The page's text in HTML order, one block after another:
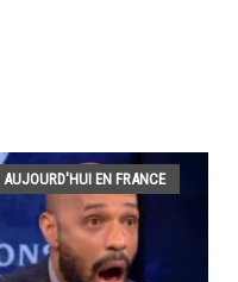
AUJOURD'HUI EN FRANCE